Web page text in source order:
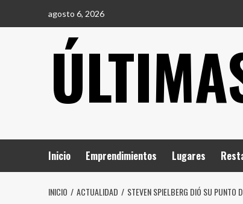
agosto 6, 2026
Inicio Emprendimientos Lugares
INICIO ACTUALIDAD STEVEN SPIELBERG DIÓ SU PUNTO